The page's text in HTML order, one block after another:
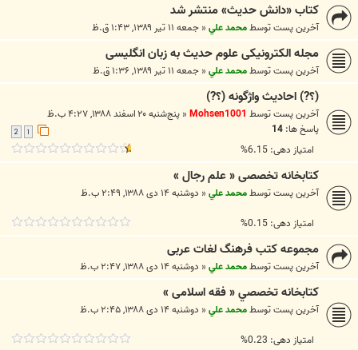
كتاب «دانش حديث» منتشر شد
آخرین پست توسطمحمد علي« جمعه ۱۱ تیر ۱۳۸۹, ۱:۴۳ ق.ظ
مجله الكترونیكی علوم حدیث به زبان انگلیسی
آخرین پست توسطمحمد علي« جمعه ۱۱ تیر ۱۳۸۹, ۱:۳۶ ق.ظ
(؟?) احادیث واژگونه (؟?)
آخرین پست توسطMohsen1001
« پنج‌شنبه ۲۰ اسفند ۱۳۸۸, ۴:۲۷ ب.ظ
پاسخ ها: 14
امتیاز دهی: 6.15%
کتابخانه تخصصی « علم رجال »
آخرین پست توسطمحمد علي« دوشنبه ۱۴ دی ۱۳۸۸, ۲:۴۹ ب.ظ
امتیاز دهی: 0.15%
مجموعه کتب فرهنگ لغات عربی
آخرین پست توسطمحمد علي« دوشنبه ۱۴ دی ۱۳۸۸, ۲:۴۷ ب.ظ
كتابخانه تخصصي « فقه اسلامی »
آخرین پست توسطمحمد علي« دوشنبه ۱۴ دی ۱۳۸۸, ۲:۴۵ ب.ظ
امتیاز دهی: 0.23%